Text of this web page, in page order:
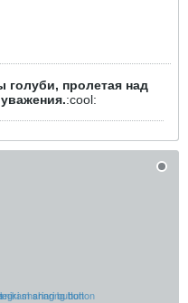
голуби, пролетая над
:cool: